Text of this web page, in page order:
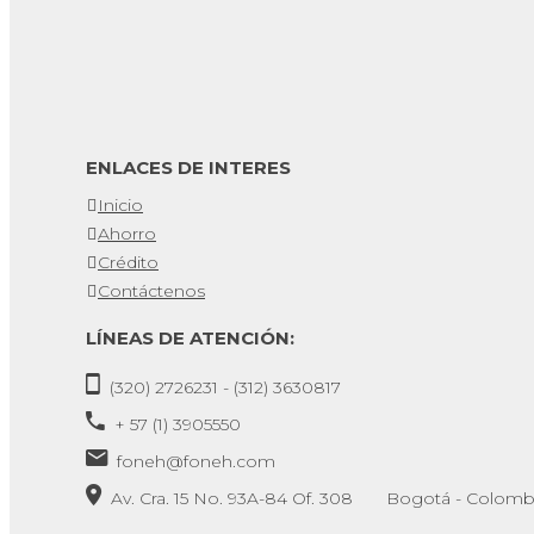
ENLACES DE INTERES
Inicio
Ahorro
Crédito
Contáctenos
LÍNEAS DE ATENCIÓN:
(320) 2726231 - (312) 3630817
+ 57 (1) 3905550
foneh@foneh.com
Av. Cra. 15 No. 93A-84 Of. 308 Bogotá -